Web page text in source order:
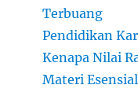
Terbuang
Pendidikan
Kenapa Nilai
Materi